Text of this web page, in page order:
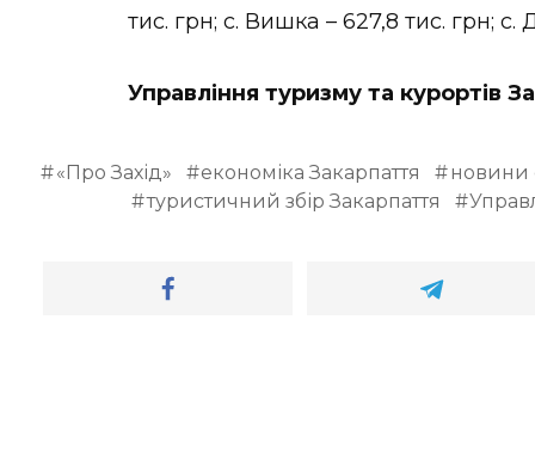
тис. грн; с. Вишка – 627,8 тис. грн; с.
Управління туризму та курортів
«Про Захід» економіка Закарпаття
новини
туристичний збір Закарпаття